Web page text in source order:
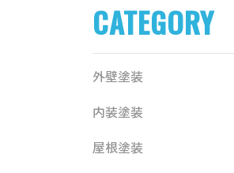
CATEGORY
外壁塗装
内装塗装
屋根塗装